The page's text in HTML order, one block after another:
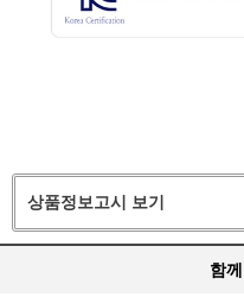
상품정보고시 보기
함